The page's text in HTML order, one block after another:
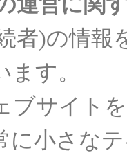
者)の情報
ます。
ブサイトを
に小さな